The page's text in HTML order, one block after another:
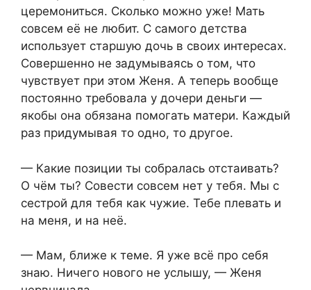
церемониться. Сколько можно уже! Мать
совсем её не любит. С самого детства
использует старшую дочь в своих интересах.
Совершенно не задумываясь о том, что
чувствует при этом Женя. А теперь вообще
постоянно требовала у дочери деньги —
якобы она обязана помогать матери. Каждый
раз придумывая то одно, то другое.
— Какие позиции ты собралась отстаивать?
О чём ты? Совести совсем нет у тебя. Мы с
сестрой для тебя как чужие. Тебе плевать и
на меня, и на неё.
— Мам, ближе к теме. Я уже всё про себя
знаю. Ничего нового не услышу, — Женя